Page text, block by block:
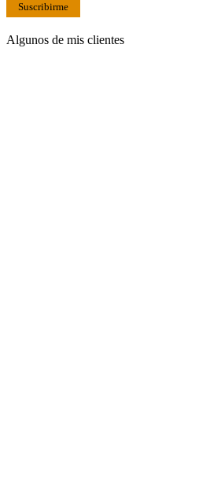
Suscribirme
Algunos de mis clientes